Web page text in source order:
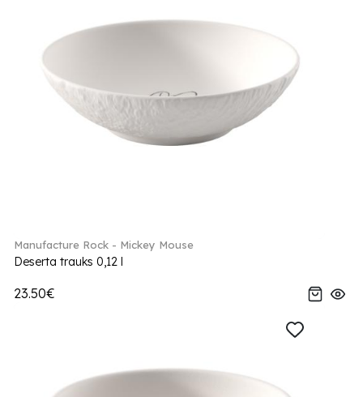
Manufacture Rock - Mickey Mouse
Deserta trauks 0,12 l
23.50€